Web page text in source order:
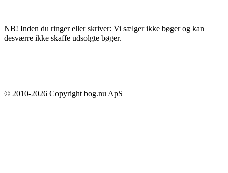
NB! Inden du ringer eller skriver: Vi sælger ikke bøger og kan
desværre ikke skaffe udsolgte bøger.
© 2010-2026 Copyright bog.nu ApS